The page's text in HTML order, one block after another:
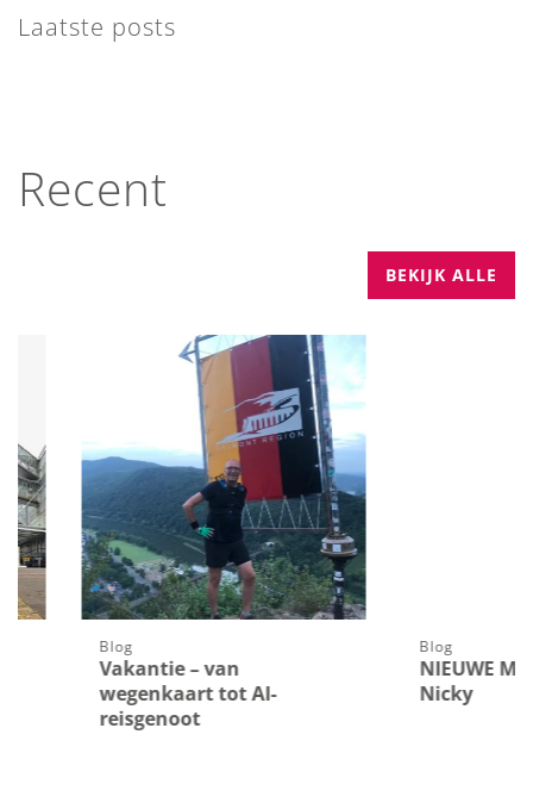
Laatste posts
Recent
BEKIJK ALLE
Vakantie – van
wegenkaart tot AI-
reisgenoot
NIEUWE